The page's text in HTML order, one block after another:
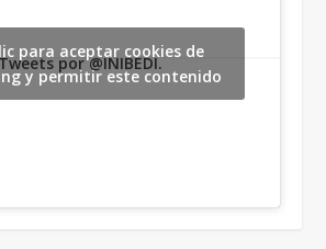
Tweets por @INIBEDI.
para aceptar cookies de
y permitir este contenido